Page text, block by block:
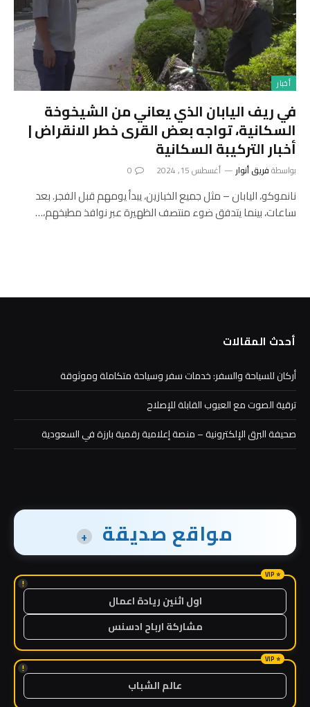
أخبار
في ريف اليابان الذي يعاني من الشيخوخة
السكانية، تواجه بعض القرى خطر الانقراض |
أخبار التركيبة السكانية
بواسطةفريق أنوار أغسطس 15, 2024 0
نانموكو، اليابان – مثل جميع الخبازين، يبدأ يومهم قبل الفجر. بعد
ساعات، بينما يتدفق ضوء منتصف الظهيرة عبر نوافذ مطبخهم،…
أحدث المقالات
أركان للسياحة والسفر: خدمات سفر وسياحة متكاملة وموثوقة
ترقية الصوت مع العيوب القابلة للإصلاح
صحيفة البرق الإلكترونية – منصة إعلامية رقمية بارزة في السعودية
مواقع صديقة +
!
اول اثنين ريادة اعمال
مشاركة ارباح ادسنس
!
عالم الشباب